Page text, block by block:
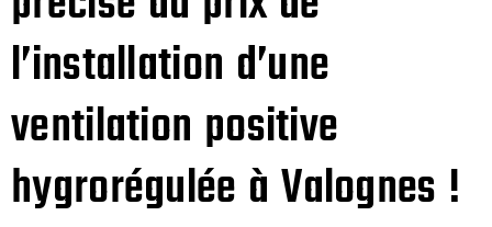
l’installation d’une
ventilation positive
hygrorégulée à Valognes !